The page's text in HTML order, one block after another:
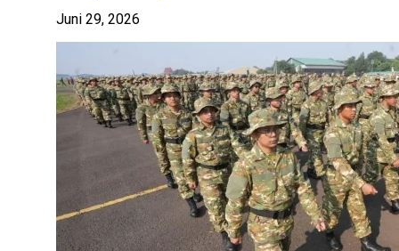
Juni 29, 2026